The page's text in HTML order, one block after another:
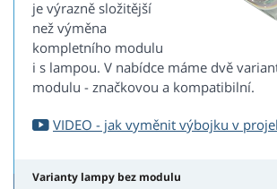
je výrazně složitější
než výměna
kompletního modulu
i s lampou. V nabídce máme dvě
modulu - značkovou a kompatibilní.
VIDEO - jak vyměnit výbojku v
Varianty lampy bez modulu